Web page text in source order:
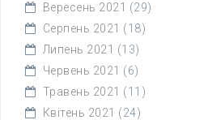
Вересень 2021 (29)
Серпень 2021 (18)
Липень 2021 (13)
Червень 2021 (6)
Травень 2021 (11)
Квітень 2021 (24)